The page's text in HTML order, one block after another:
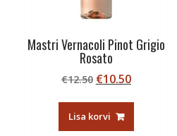
Mastri Vernacoli Pinot Grigio
Rosato
€12.50 Algne
oli:
€12.50.
€10.50Current
Lisa korvi